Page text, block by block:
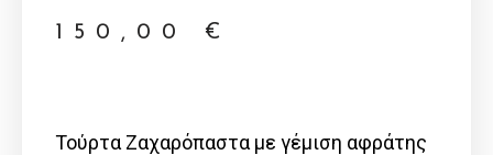
150,00 €
Τούρτα Ζαχαρόπαστα με γέμιση αφράτης